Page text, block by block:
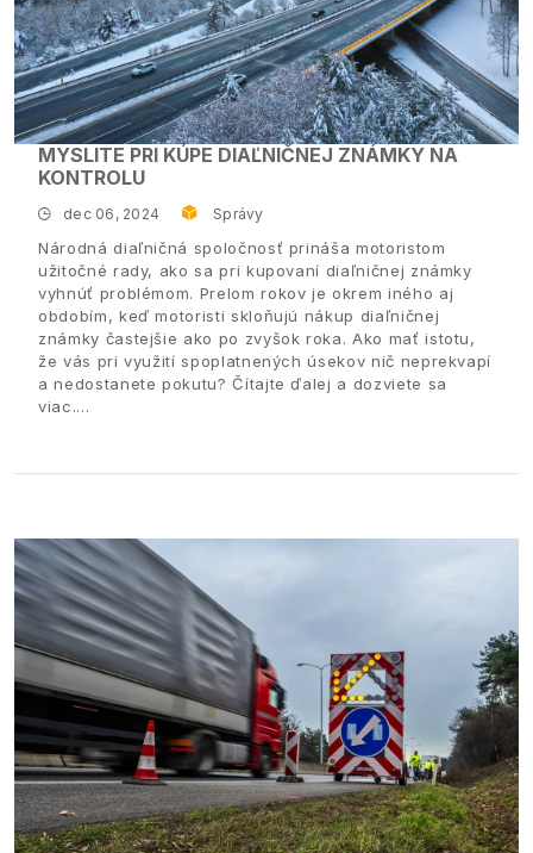
MYSLITE PRI KÚPE DIAĽNIČNEJ ZNÁMKY NA
KONTROLU
dec 06, 2024 Správy
Národná diaľničná spoločnosť prináša motoristom
užitočné rady, ako sa pri kupovaní diaľničnej známky
vyhnúť problémom. Prelom rokov je okrem iného aj
obdobím, keď motoristi skloňujú nákup diaľničnej
známky častejšie ako po zvyšok roka. Ako mať istotu,
že vás pri využití spoplatnených úsekov nič neprekvapí
a nedostanete pokutu? Čítajte ďalej a dozviete sa
viac.